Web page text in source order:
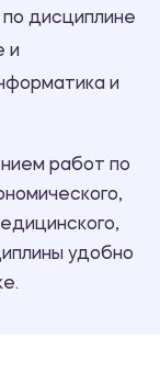
дисциплине
и
и
работ по
удобно